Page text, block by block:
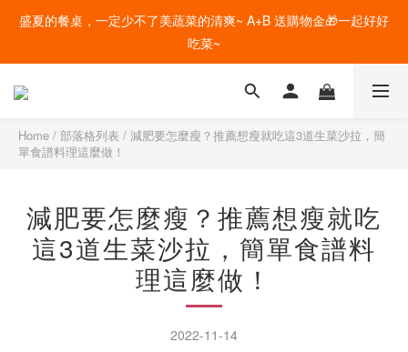
盛夏的餐桌，一定少不了美蔬菜的清爽~ A+B 送購物金🎁一起好好
吃菜~
盛夏的餐桌，一定少不了美蔬菜的清爽~ A+B 送購物金🎁一起好好
吃菜~
直送 4 度的清爽~全館任選多件加贈好禮，一鍵宅配到家！
給爸爸一錠超能力~全館滿額加贈祕魯瑪卡錠，父親節好好感謝~
盛夏的餐桌，一定少不了美蔬菜的清爽~ A+B 送購物金🎁一起好好
吃菜~
Home / 部落格列表 / 減肥要怎麼瘦？推薦想瘦就吃這3道生菜沙拉，簡
單食譜料理這麼做！
減肥要怎麼瘦？推薦想瘦就吃
這3道生菜沙拉，簡單食譜料
理這麼做！
2022-11-14